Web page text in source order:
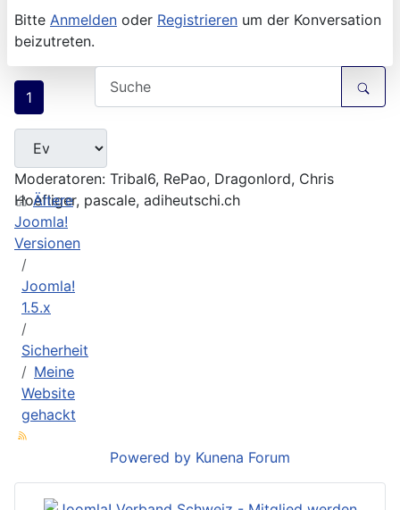
Bitte Anmelden oder Registrieren um der Konversation
beizutreten.
1
Moderatoren: Tribal6, RePao, Dragonlord, Chris
Hoefliger, pascale, adiheutschi.ch
Ältere
Joomla!
Versionen
Joomla!
1.5.x
Sicherheit
Meine
Website
gehackt
Powered by Kunena Forum